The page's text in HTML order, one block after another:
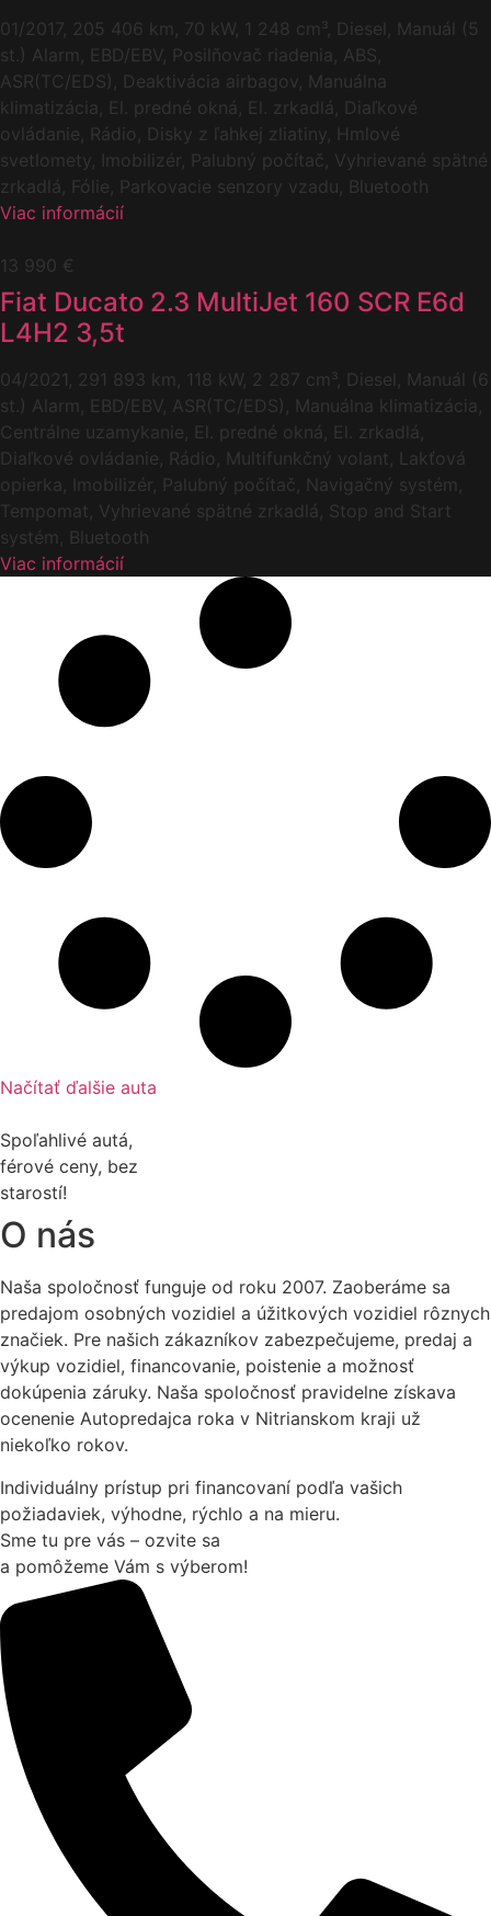
01/2017, 205 406 km, 70 kW, 1 248 cm³, Diesel, Manuál (5
st.) Alarm, EBD/EBV, Posilňovač riadenia, ABS,
ASR(TC/EDS), Deaktivácia airbagov, Manuálna
klimatizácia, El. predné okná, El. zrkadlá, Diaľkové
ovládanie, Rádio, Disky z ľahkej zliatiny, Hmlové
svetlomety, Imobilizér, Palubný počítač, Vyhrievané spätné
zrkadlá, Fólie, Parkovacie senzory vzadu, Bluetooth
Viac informácií
13 990 €
Fiat Ducato 2.3 MultiJet 160 SCR E6d
L4H2 3,5t
04/2021, 291 893 km, 118 kW, 2 287 cm³, Diesel, Manuál (6
st.) Alarm, EBD/EBV, ASR(TC/EDS), Manuálna klimatizácia,
Centrálne uzamykanie, El. predné okná, El. zrkadlá,
Diaľkové ovládanie, Rádio, Multifunkčný volant, Lakťová
opierka, Imobilizér, Palubný počítač, Navigačný systém,
Tempomat, Vyhrievané spätné zrkadlá, Stop and Start
systém, Bluetooth
Viac informácií
Načítať ďalšie auta
Spoľahlivé autá,
férové ceny, bez
starostí!
O nás
Naša spoločnosť funguje od roku 2007. Zaoberáme sa
predajom osobných vozidiel a úžitkových vozidiel rôznych
značiek. Pre našich zákazníkov zabezpečujeme, predaj a
výkup vozidiel, financovanie, poistenie a možnosť
dokúpenia záruky. Naša spoločnosť pravidelne získava
ocenenie Autopredajca roka v Nitrianskom kraji už
niekoľko rokov.
Individuálny prístup pri financovaní podľa vašich
požiadaviek, výhodne, rýchlo a na mieru.
Sme tu pre vás – ozvite sa
a pomôžeme Vám s výberom!